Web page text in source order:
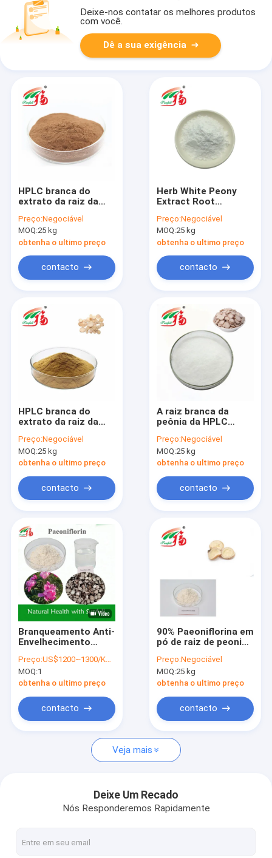
Produtos
Sobre nós
Excursão da fábrica
Controle da qualidade
Peça umas citações
Extrato erval da planta
Pó do extrato do chá verde
Extrato de Eucommia Ulmoides
Pó do extrato do ginsém
Deixe-nos contatar os melhores produtos
com você.
Dê a sua exigência
HPLC branca do
extrato da raiz da
Paeoniflorin para o
aditivo de alimento
Preço:Negociável
MOQ:25 kg
obtenha o ultimo preço
contacto
Herb White Peony
Extract Root
suplemento a 50%
Paeoniflorin
Preço:Negociável
MOQ:25 kg
obtenha o ultimo preço
contacto
HPLC branca do
extrato da raiz da
Paeoniflorin para o
aditivo do alimento
natural
Preço:Negociável
MOQ:25 kg
obtenha o ultimo preço
contacto
A raiz branca da
peônia da HPLC
Paeoniflorin para
ingredientes dos
cosméticos
Preço:Negociável
MOQ:25 kg
obtenha o ultimo preço
contacto
Branqueamento Anti-
Envelhecimento
Radix Rubra Extrato
50% ~ 98%
Paeoniflorin para
Preço:US$1200~1300/KG FOB
MOQ:1
obtenha o ultimo preço
contacto
90% Paeoniflorina em
pó de raiz de peonina
clareamento da pele
em cosméticos
Preço:Negociável
MOQ:25 kg
obtenha o ultimo preço
contacto
Veja mais
Deixe Um Recado
Nós Responderemos Rapidamente